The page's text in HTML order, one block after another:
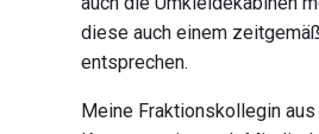
diese auch einem
entsprechen.
Meine Fraktionskollegin